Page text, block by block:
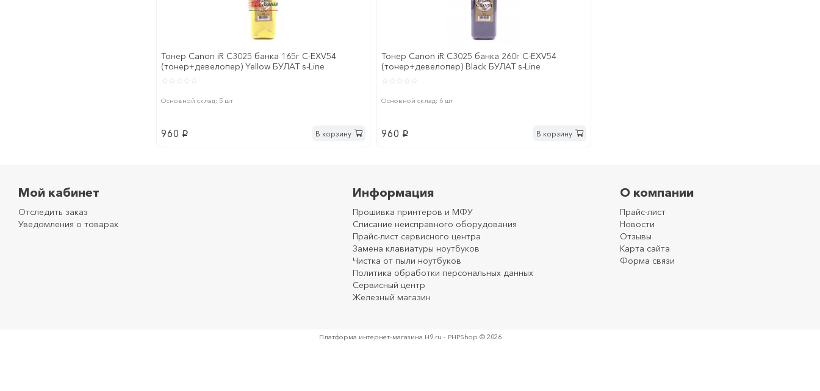
Тонер Canon iR C3025 банка 165г C-EXV54
(тонер+девелопер) Yellow БУЛАТ s-Line
Основной склад: 5 шт
960 p В корзину
Тонер Canon iR C3025 банка 260г C-EXV54
(тонер+девелопер) Black БУЛАТ s-Line
Основной склад: 6 шт
960 p В корзину
Мой кабинет
Отследить заказ
Уведомления о товарах
Информация
Прошивка принтеров и МФУ
Списание неисправного оборудования
Прайс-лист сервисного центра
Замена клавиатуры ноутбуков
Чистка от пыли ноутбуков
Политика обработки персональных данных
Сервисный центр
Железный магазин
О компании
Прайс-лист
Новости
Отзывы
Карта сайта
Форма связи
Платформа интернет-магазина H9.ru - PHPShop © 2026